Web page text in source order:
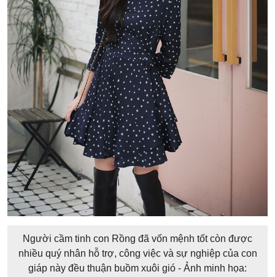
Người cầm tinh con Rồng đã vốn mệnh tốt còn được
nhiều quý nhân hỗ trợ, công việc và sự nghiệp của con
giáp này đều thuận buồm xuôi gió - Ảnh minh họa: